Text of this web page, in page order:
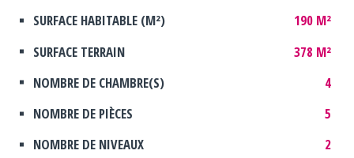
SURFACE HABITABLE (M²)
190 M²
SURFACE TERRAIN
378 M²
NOMBRE DE CHAMBRE(S)
4
NOMBRE DE PIÈCES
5
NOMBRE DE NIVEAUX
2